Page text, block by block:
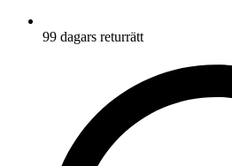
99 dagars returrätt